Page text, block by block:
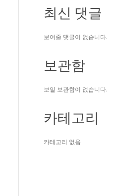
최신 댓글
보여줄 댓글이 없습니다.
보관함
보일 보관함이 없습니다.
카테고리
카테고리 없음